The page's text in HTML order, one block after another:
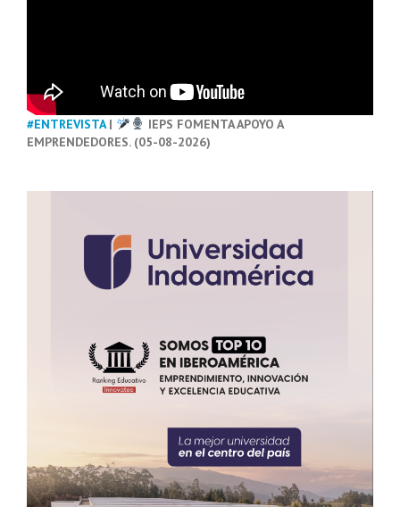
#ENTREVISTA|
IEPS FOMENTA APOYO A
EMPRENDEDORES. (05-08-2026)